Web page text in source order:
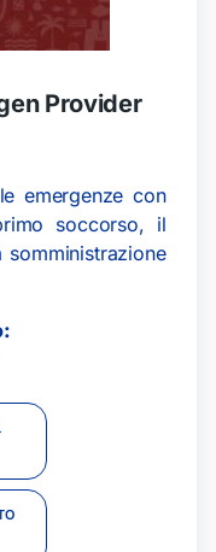
Provider
emergenze con
soccorso, il